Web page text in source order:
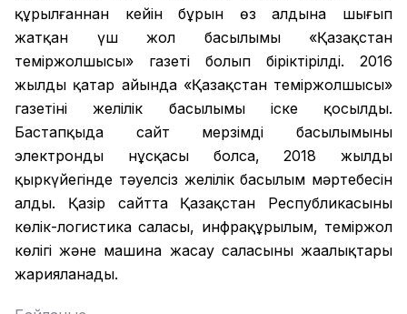
құрылғаннан кейін бұрын өз алдына шығып
жатқан үш жол басылымы «Қазақстан
теміржолшысы» газеті болып біріктірілді. 2016
жылдың қаңтар айында «Қазақстан теміржолшысы»
газетінің желілік басылымы іске қосылды.
Бастапқыда сайт мерзімді басылымының
электронды нұсқасы болса, 2018 жылдың
қыркүйегінде тәуелсіз желілік басылым мәртебесін
алды. Қазір сайтта Қазақстан Республикасының
көлік-логистика саласы, инфрақұрылым, теміржол
көлігі және машина жасау саласының жаңалықтары
жарияланады.